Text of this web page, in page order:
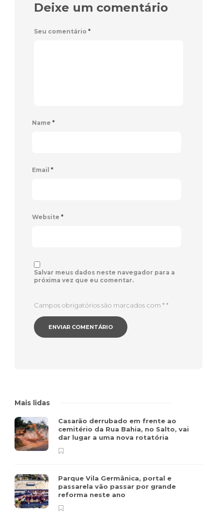
Deixe um comentário
Seu comentário *
Name *
Email *
Website *
Salvar meus dados neste navegador para a
próxima vez que eu comentar.
Campos obrigatórios são marcados com **
Mais lidas
Casarão derrubado em frente ao
cemitério da Rua Bahia, no Salto, vai
dar lugar a uma nova rotatória
Parque Vila Germânica, portal e
passarela vão passar por grande
reforma neste ano